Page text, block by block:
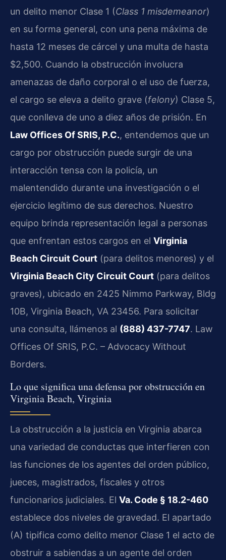
un delito menor Clase 1 (Class 1 misdemeanor)
en su forma general, con una pena máxima de
hasta 12 meses de cárcel y una multa de hasta
$2,500. Cuando la obstrucción involucra
amenazas de daño corporal o el uso de fuerza,
el cargo se eleva a delito grave (felony) Clase 5,
que conlleva de uno a diez años de prisión. En
Law Offices Of SRIS, P.C., entendemos que un
cargo por obstrucción puede surgir de una
interacción tensa con la policía, un
malentendido durante una investigación o el
ejercicio legítimo de sus derechos. Nuestro
equipo brinda representación legal a personas
que enfrentan estos cargos en el Virginia
Beach Circuit Court (para delitos menores) y el
Virginia Beach City Circuit Court (para delitos
graves), ubicado en 2425 Nimmo Parkway, Bldg
10B, Virginia Beach, VA 23456. Para solicitar
una consulta, llámenos al (888) 437-7747. Law
Offices Of SRIS, P.C. – Advocacy Without
Borders.
Lo que significa una defensa por obstrucción en
Virginia Beach, Virginia
La obstrucción a la justicia en Virginia abarca
una variedad de conductas que interfieren con
las funciones de los agentes del orden público,
jueces, magistrados, fiscales y otros
funcionarios judiciales. El Va. Code § 18.2-460
establece dos niveles de gravedad. El apartado
(A) tipifica como delito menor Clase 1 el acto de
obstruir a sabiendas a un agente del orden